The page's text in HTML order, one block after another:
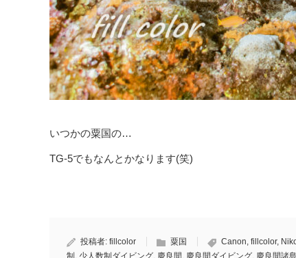
いつかの粟国の…
TG-5でもなんとかなります(笑)
投稿者: fillcolor 粟国 Canon, fillcolor,